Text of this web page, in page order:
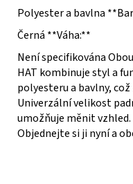
Polyester a bavlna
Černá **Váha:**
Není specifikována
HAT kombinuje styl a
polyesteru a bavlny,
Univerzální velikost
umožňuje měnit
Objednejte si ji nyní a